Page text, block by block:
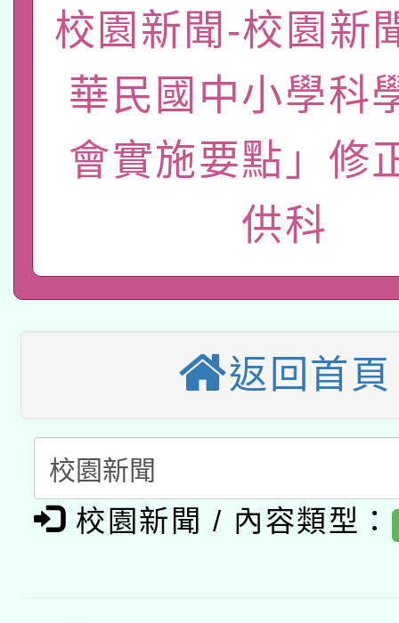
pilot」
有關大陸委員會函釋公
薪期間赴陸應申請許可
業技術研究院辦理「
用水績優單位及節水達
115年8月22日(星期六
桃園市孔廟祈福系列
開 智慧啟航」
2026年桃園地景藝術
「2026桃園藝術巡演
適應運動共學行動站研
本館辦理115年度閱讀
暨閱讀推動專業研習
科技賦能─人工智慧
A3數位素養講師名單
「數位內容與教學軟體
pilot」
有關大陸委員會函釋公
薪期間赴陸應申請許可
轉知經濟部水利署委託
115年8月22日(星期六
校園新聞-校園新
華民國中小學科
會實施要點」修
供科
返回首頁
校園新聞 / 內容類型：